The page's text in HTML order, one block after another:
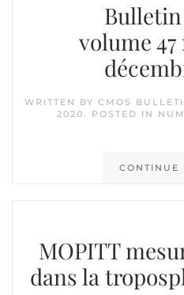
Bulletin
volume
WRITTEN BY CMOS
2020. POSTED IN
CONTINUE
MOPITT
dans la